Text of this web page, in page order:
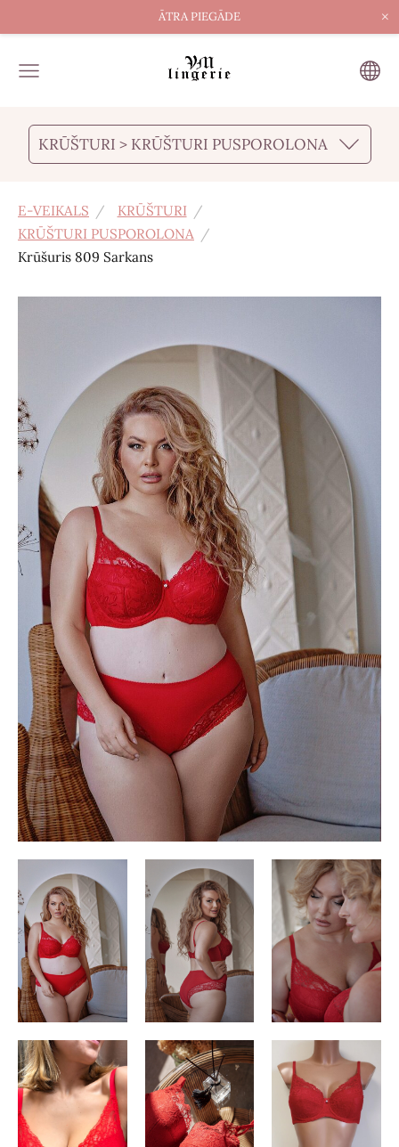
ĀTRA PIEGĀDE ×
KRŪŠTURI > KRŪŠTURI PUSPOROLONA
E-VEIKALS
KRŪŠTURI
KRŪŠTURI PUSPOROLONA
Krūšuris 809 Sarkans